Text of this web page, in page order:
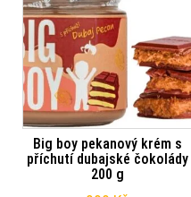
Big boy pekanový krém s
příchutí dubajské čokolády
200 g